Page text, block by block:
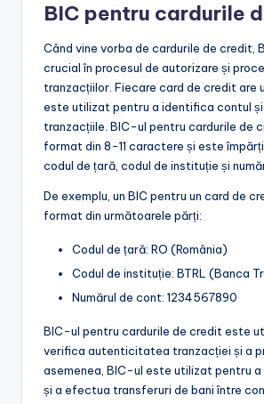
BIC pentru cardurile
Când vine vorba de cardurile de credit,
crucial în procesul de autorizare și
tranzacțiilor. Fiecare card de credit are
este utilizat pentru a identifica contul
tranzacțiile. BIC-ul pentru cardurile de
format din 8-11 caractere și este
codul de țară, codul de instituție și
De exemplu, un BIC pentru un card de
format din următoarele părți:
Codul de țară: RO (România)
Codul de instituție: BTRL (Banca
Numărul de cont: 1234567890
BIC-ul pentru cardurile de credit este
verifica autenticitatea tranzacției și a
asemenea, BIC-ul este utilizat pentru
și a efectua transferuri de bani între